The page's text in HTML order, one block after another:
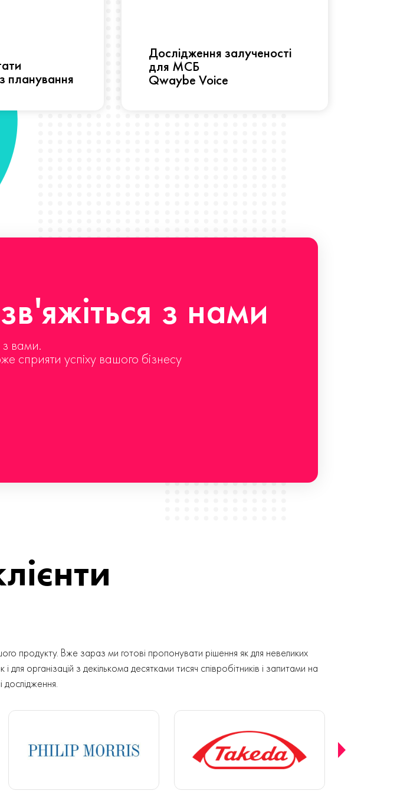
планування
Дослідження залученості
для МСБ
Qwaybe Voice
з нами
вами.
сприяти успіху вашого бізнесу
продукту. Вже зараз ми готові пропонувати рішення як для невеликих
для організацій з декількома десятками тисяч співробітників і запитами на
дослідження.